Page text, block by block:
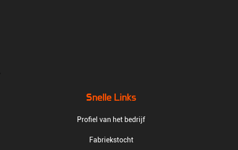
Snelle Links
Profiel van het bedrijf
Fabriekstocht